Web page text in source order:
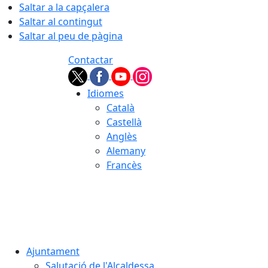
Saltar a la capçalera
Saltar al contingut
Saltar al peu de pàgina
Contactar
Idiomes
Català
Castellà
Anglès
Alemany
Francès
Ajuntament